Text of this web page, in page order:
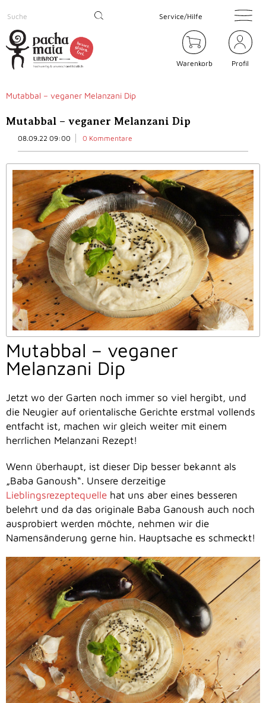
Service/Hilfe
Warenkorb Profil
Mutabbal – veganer Melanzani Dip
Mutabbal – veganer Melanzani Dip
08.09.22 09:00 0 Kommentare
Mutabbal – veganer
Melanzani Dip
Jetzt wo der Garten noch immer so viel hergibt, und
die Neugier auf orientalische Gerichte erstmal vollends
entfacht ist, machen wir gleich weiter mit einem
herrlichen Melanzani Rezept!
Wenn überhaupt, ist dieser Dip besser bekannt als
„Baba Ganoush“. Unsere derzeitige
Lieblingsrezeptequelle hat uns aber eines besseren
belehrt und da das originale Baba Ganoush auch noch
ausprobiert werden möchte, nehmen wir die
Namensänderung gerne hin. Hauptsache es schmeckt!